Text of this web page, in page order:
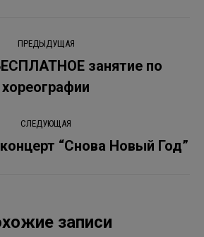
ПРЕДЫДУЩАЯ
запись:
занятие по
хореографии
СЛЕДУЮЩАЯ
Следующая
“Снова Новый Год”
записи